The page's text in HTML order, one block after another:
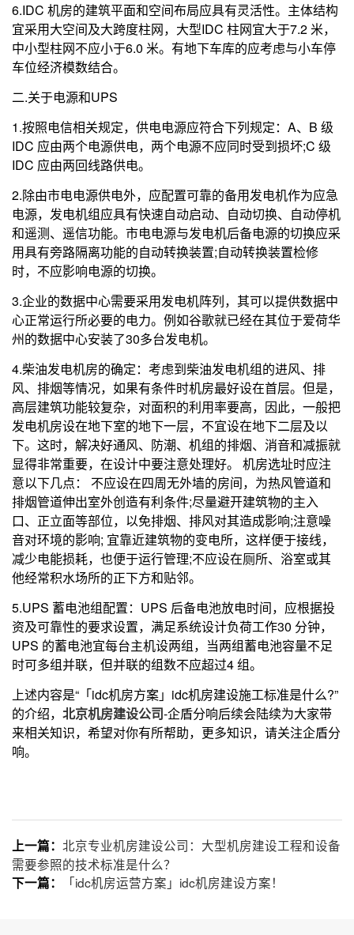
6.IDC 机房的建筑平面和空间布局应具有灵活性。主体结构
宜采用大空间及大跨度柱网，大型IDC 柱网宜大于7.2 米，
中小型柱网不应小于6.0 米。有地下车库的应考虑与小车停
车位经济模数结合。
二.关于电源和UPS
1.按照电信相关规定，供电电源应符合下列规定：A、B 级
IDC 应由两个电源供电，两个电源不应同时受到损坏;C 级
IDC 应由两回线路供电。
2.除由市电电源供电外，应配置可靠的备用发电机作为应急
电源，发电机组应具有快速自动启动、自动切换、自动停机
和遥测、遥信功能。市电电源与发电机后备电源的切换应采
用具有旁路隔离功能的自动转换装置;自动转换装置检修
时，不应影响电源的切换。
3.企业的数据中心需要采用发电机阵列，其可以提供数据中
心正常运行所必要的电力。例如谷歌就已经在其位于爱荷华
州的数据中心安装了30多台发电机。
4.柴油发电机房的确定：考虑到柴油发电机组的进风、排
风、排烟等情况，如果有条件时机房最好设在首层。但是，
高层建筑功能较复杂，对面积的利用率要高，因此，一般把
发电机房设在地下室的地下一层，不宜设在地下二层及以
下。这时，解决好通风、防潮、机组的排烟、消音和减振就
显得非常重要，在设计中要注意处理好。 机房选址时应注
意以下几点： 不应设在四周无外墙的房间，为热风管道和
排烟管道伸出室外创造有利条件;尽量避开建筑物的主入
口、正立面等部位，以免排烟、排风对其造成影响;注意噪
音对环境的影响; 宜靠近建筑物的变电所，这样便于接线，
减少电能损耗，也便于运行管理;不应设在厕所、浴室或其
他经常积水场所的正下方和贴邻。
5.UPS 蓄电池组配置：UPS 后备电池放电时间，应根据投
资及可靠性的要求设置，满足系统设计负荷工作30 分钟，
UPS 的蓄电池宜每台主机设两组，当两组蓄电池容量不足
时可多组并联，但并联的组数不应超过4 组。
上述内容是“「idc机房方案」idc机房建设施工标准是什么?”
的介绍， 北京机房建设公司-企盾分响后续会陆续为大家带
来相关知识，希望对你有所帮助，更多知识，请关注企盾分
响。
上一篇： 北京专业机房建设公司：大型机房建设工程和设备
需要参照的技术标准是什么？
下一篇：
「idc机房运营方案」idc机房建设方案！